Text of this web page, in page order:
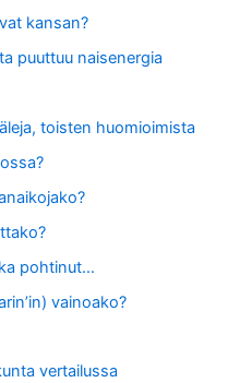
kansan?
puuttuu naisenergia
toisten huomioimista
pohtinut…
vainoako?
vertailussa